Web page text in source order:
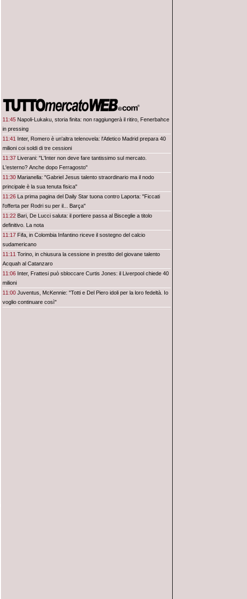
11:45 Napoli-Lukaku, storia finita: non raggiungerà il ritiro, Fenerbahce
in pressing
11:41 Inter, Romero è un'altra telenovela: l'Atletico Madrid prepara 40
milioni coi soldi di tre cessioni
11:37 Liverani: "L'Inter non deve fare tantissimo sul mercato.
L'esterno? Anche dopo Ferragosto"
11:30 Marianella: "Gabriel Jesus talento straordinario ma il nodo
principale è la sua tenuta fisica"
11:26 La prima pagina del Daily Star tuona contro Laporta: "Ficcati
l'offerta per Rodri su per il... Barça"
11:22 Bari, De Lucci saluta: il portiere passa al Bisceglie a titolo
definitivo. La nota
11:17 Fifa, in Colombia Infantino riceve il sostegno del calcio
sudamericano
11:11 Torino, in chiusura la cessione in prestito del giovane talento
Acquah al Catanzaro
11:06 Inter, Frattesi può sbloccare Curtis Jones: il Liverpool chiede 40
milioni
11:00 Juventus, McKennie: "Totti e Del Piero idoli per la loro fedeltà. Io
voglio continuare così"